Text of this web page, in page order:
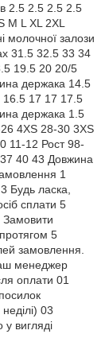
2.5 2.5 2.5 2.5
M L XL 2XL
молочної залози
31.5 32.5 33 34
19.5 20 20/5
держака 14.5
17 17 17.5
держака 1.5
4XS 28-30 3XS
11-12 Рост 98-
40 43 Довжина
1
Будь ласка,
сплати 5
Замовити
5
замовлення.
менеджер
оплати 01
03
вигляді